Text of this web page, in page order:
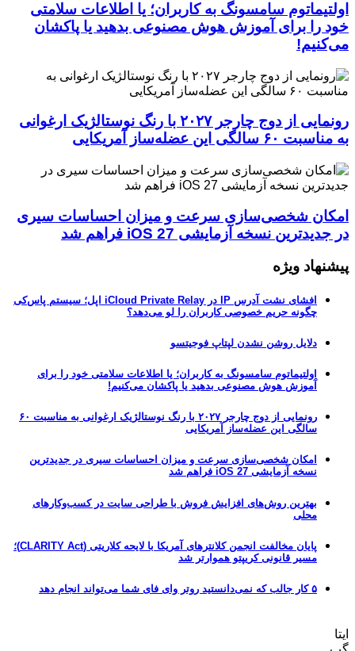
اولتیماتوم سامسونگ به کاربران؛ یا اطلاعات سلامتی
خود را برای آموزش هوش مصنوعی بدهید یا پاکشان
می‌کنیم!
رونمایی از دوج چارجر ۲۰۲۷ با رنگ نوستالژیک ارغوانی
به مناسبت ۶۰ سالگی این عضله‌ساز آمریکایی
امکان شخصی‌سازی سرعت و میزان احساسات سیری
در جدیدترین نسخه آزمایشی iOS 27 فراهم شد
پیشنهاد ویژه
افشای نشت آدرس IP در iCloud Private Relay اپل؛ سیستم پاس‌کی
چگونه حریم خصوصی کاربران را لو می‌دهد؟
دلایل روشن نشدن لپتاپ فوجیتسو
اولتیماتوم سامسونگ به کاربران؛ یا اطلاعات سلامتی خود را برای
آموزش هوش مصنوعی بدهید یا پاکشان می‌کنیم!
رونمایی از دوج چارجر ۲۰۲۷ با رنگ نوستالژیک ارغوانی به مناسبت ۶۰
سالگی این عضله‌ساز آمریکایی
امکان شخصی‌سازی سرعت و میزان احساسات سیری در جدیدترین
نسخه آزمایشی iOS 27 فراهم شد
بهترین روش‌های افزایش فروش با طراحی سایت در کسب‌وکارهای
محلی
پایان مخالفت انجمن کلانترهای آمریکا با لایحه کلاریتی (CLARITY Act)؛
مسیر قانونی کریپتو هموارتر شد
۵ کار جالب که نمی‌دانستید روتر وای فای شما می‌تواند انجام دهد
ایتا